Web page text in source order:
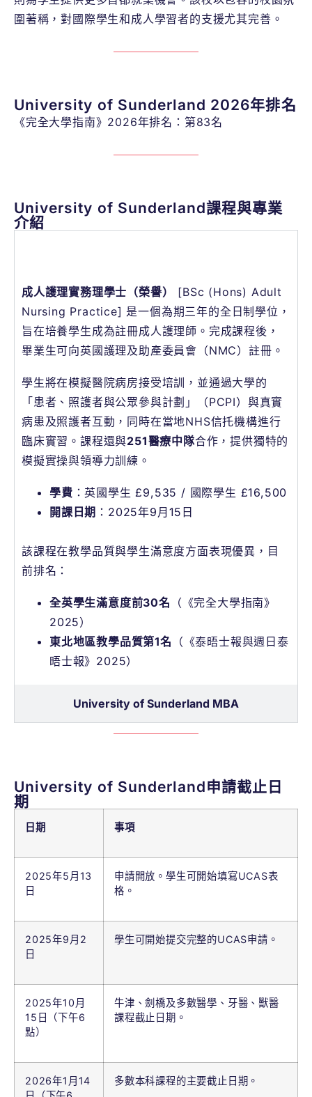
圍著稱，對國際學生和成人學習者的支援尤其完善。
University of Sunderland 2026年排名
《完全大學指南》2026年排名：第83名
University of Sunderland課程與專業
介紹
University of Sunderland MBA
成人護理實務理學士（榮譽）
[BSc (Hons) Adult
Nursing Practice] 是一個為期三年的全日制學位，
旨在培養學生成為註冊成人護理師。完成課程後，
畢業生可向英國護理及助產委員會（NMC）註冊。
學生將在模擬醫院病房接受培訓，並通過大學的
「患者、照護者與公眾參與計劃」（PCPI）與真實
病患及照護者互動，同時在當地NHS信托機構進行
臨床實習。課程還與251醫療中隊合作，提供獨特的
模擬實操與領導力訓練。
學費 ：英國學生 £9,535 / 國際學生 £16,500
開課日期 ：2025年9月15日
該課程在教學品質與學生滿意度方面表現優異，目
前排名：
全英學生滿意度前30名 （《完全大學指南》
2025）
東北地區教學品質第1名 （《泰晤士報與週日泰
晤士報》2025）
University of Sunderland申請截止日
期
日期 事項
2025年5月13
日
申請開放。學生可開始填寫UCAS表
格。
2025年9月2
日
學生可開始提交完整的UCAS申請。
2025年10月
15日（下午6
點）
牛津、劍橋及多數醫學、牙醫、獸醫
課程截止日期。
2026年1月14
多數本科課程的主要截止日期。